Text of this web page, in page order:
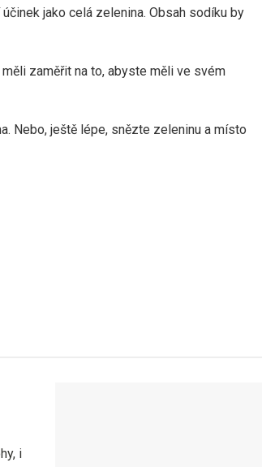
jako celá zelenina. Obsah sodíku by
zaměřit na to, abyste měli ve svém
Nebo, ještě lépe, snězte zeleninu a místo
i